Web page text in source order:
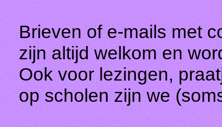
Brieven of e-mails met
zijn altijd welkom en
Ook voor lezingen,
op scholen zijn we